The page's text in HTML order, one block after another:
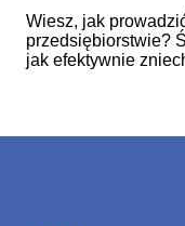
Wiesz, jak
przedsiębiorstwie?
jak efektywnie